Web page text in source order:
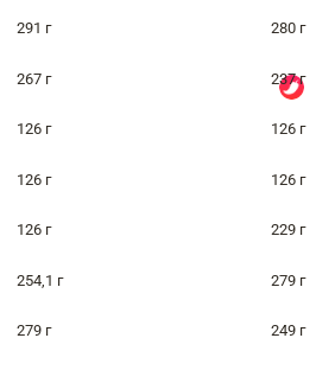
291 г 280 г
267 г 237 г
126 г 126 г
126 г 126 г
126 г 229 г
254,1 г 279 г
279 г 249 г